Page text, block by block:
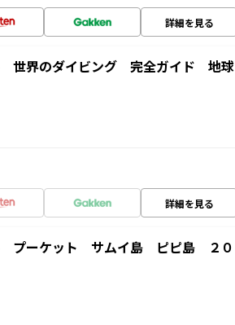
詳細を見る
世界のダイビング 完全ガイド 地球
詳細を見る
プーケット サムイ島 ピピ島 ２０